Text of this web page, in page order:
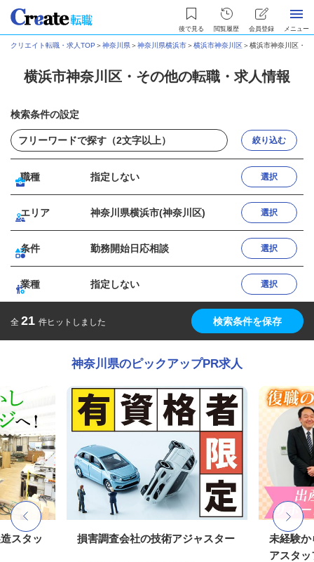
後で見る 閲覧履歴 会員登録 メニュー
クリエイト転職・求人TOP ＞神奈川県＞神奈川県横浜市＞横浜市神奈川区＞横浜市神奈川区・
横浜市神奈川区・その他の転職・求人情報
検索条件の設定
絞り込む
職種 指定しない 選択
エリア 神奈川県横浜市(神奈川区) 選択
条件 勤務開始日応相談 選択
業種 指定しない 選択
全 21 件ヒットしました 検索条件を保存
神奈川県のピックアップPR求人
スタッ 損害調査会社の技術アジャスター
未経験か
アスタッ